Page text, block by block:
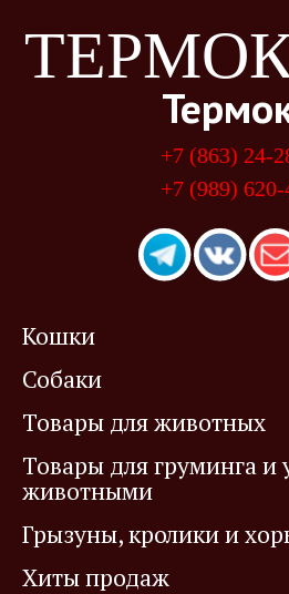
+7 (863) 24-
+7 (989)
Кошки
Собаки
Товары для животных
Товары для груминга и
животными
Грызуны, кролики и
Хиты продаж